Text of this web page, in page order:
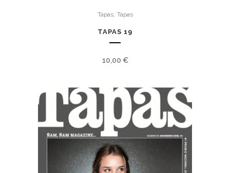
Tapas, Tapas
TAPAS 19
10,00 €